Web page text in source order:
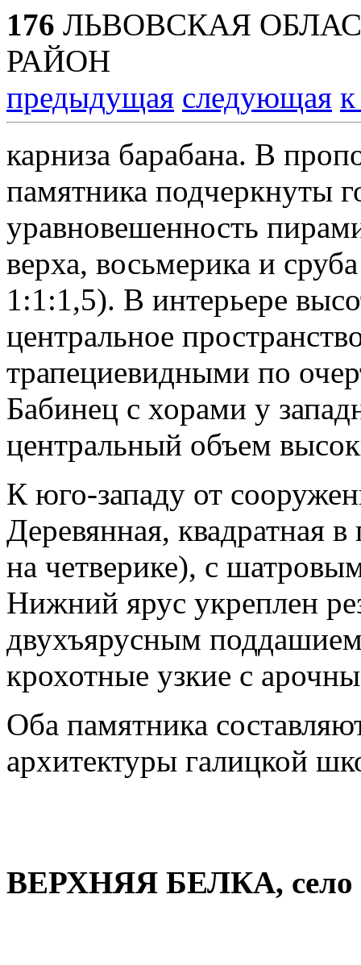
176 ЛЬВОВСКАЯ
РАЙОН
предыдущая следующая
карниза барабана. В
памятника подчеркнуты
уравновешенность
верха, восьмерика и
1:1:1,5). В интерьере
центральное
трапециевидными по
Бабинец с хорами у
центральный объем
К юго-западу от
Деревянная, квадратная
на четверике), с
Нижний ярус укреплен
двухъярусным
крохотные узкие с
Оба памятника
архитектуры галицкой
ВЕРХНЯЯ БЕЛКА, село